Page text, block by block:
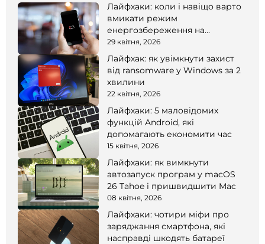
Лайфхаки: коли і навіщо варто
вмикати режим
енергозбереження на
смартфоні
29 квітня, 2026
Лайфхак: як увімкнути захист
від ransomware у Windows за 2
хвилини
22 квітня, 2026
Лайфхаки: 5 маловідомих
функцій Android, які
допомагають економити час
15 квітня, 2026
Лайфхаки: як вимкнути
автозапуск програм у macOS
26 Tahoe і пришвидшити Mac
08 квітня, 2026
Лайфхаки: чотири міфи про
заряджання смартфона, які
насправді шкодять батареї